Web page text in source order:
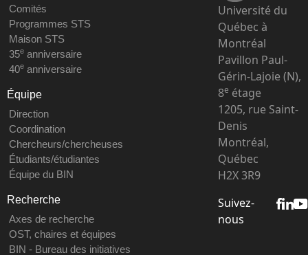
Comités
Programmes STS
Maison STS
35eanniversaire
40eanniversaire
Équipe
Direction
Coordination
Chercheurs/chercheuses
Étudiants/étudiantes
Équipe du BIN
Recherche
Axes de recherche
OST, chaires et équipes
BIN - Bureau des initiatives
Université du
Québec à
Montréal
Pavillon Paul-
Gérin-Lajoie (N),
8e étage
1205, rue Saint-
Denis
Montréal,
Québec
H2X 3R9
Suivez-
nous